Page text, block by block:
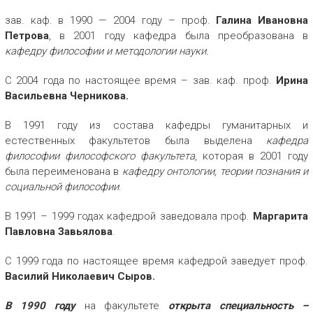
зав. каф. в 1990 — 2004 году – проф. Галина Ивановна
Петрова, в 2001 году кафедра была преобразована в
кафедру философии и методологии науки.
С 2004 года по настоящее время – зав. каф. проф. Ирина
Васильевна Черникова.
В 1991 году из состава кафедры гуманитарных и
естественных факультетов была выделена кафедра
философии философского факультета, которая в 2001 году
была переименована в кафедру онтологии, теории познания и
социальной философии.
В 1991 – 1999 годах кафедрой заведовала проф. Маргарита
Павловна Завьялова.
С 1999 года по настоящее время кафедрой заведует проф.
Василий Николаевич Сыров.
В 1990 годуна факультете открыта специальность –